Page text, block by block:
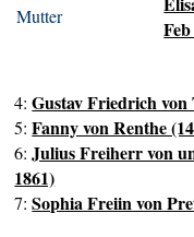
Mutter
4:Gustav Friedrich von
5:Fanny von Renthe
6:Julius Freiherr von
1861)
7:Sophia Freiin von